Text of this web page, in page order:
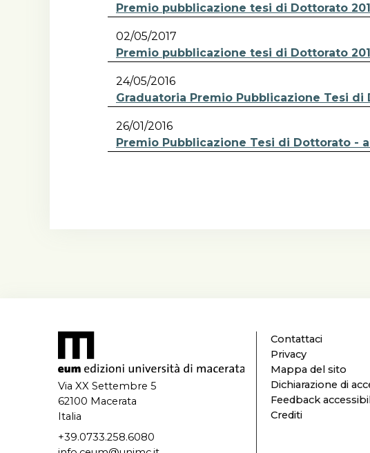
Premio pubblicazione tesi di Dottorato
02/05/2017
Premio pubblicazione tesi di Dottorato
24/05/2016
Graduatoria Premio Pubblicazione Tesi di
26/01/2016
Premio Pubblicazione Tesi di Dottorato -
Via XX Settembre 5
62100 Macerata
Italia
+39.0733.258.6080
Contattaci
Privacy
Mappa del sito
Dichiarazione di
Feedback
Crediti